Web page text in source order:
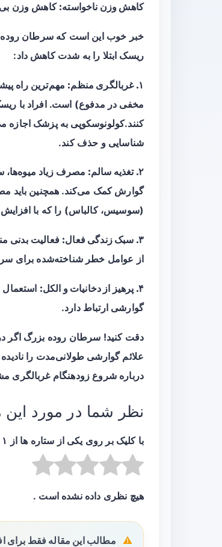
کاهش وزن ناخواسته: کاهش وزن
خبر خوب این است که سرطان روده
ریسک ابتلا را به شدت کاهش داد:
۱. غربالگری منظم:
مهم‌ترین راه
کنند.کولونوسکوپی به پزشک
شناسایی و حذف کند.
۲. تغذیه سالم:
مصرف زیاد میوه‌ها،
گوارش کمک می‌کند. همچنین
(سوسیس، کالباس) را که با
۳. سبک زندگی فعال:
فعالیت بدنی
از عوامل خطر شناخته‌شده برای
۴. پرهیز از دخانیات و الکل:
استعمال
گوارشی ارتباط دارد.
دقت کنید! سرطان روده بزرگ اگر در
علائم گوارشی طولانی‌مدت را
درباره شروع زودهنگام
نظر شما در مورد
با کلیک بر روی یکی از ستاره ها از ۱ تا ۵ امتیاز دهید :
هیچ نظری داده نشده است .
مطالب این مقاله فقط